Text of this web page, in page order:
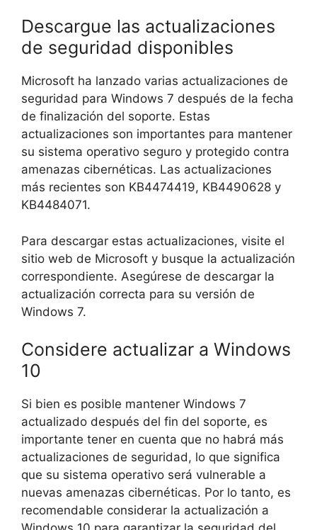
Descargue las actualizaciones
de seguridad disponibles
Microsoft ha lanzado varias actualizaciones de
seguridad para Windows 7 después de la fecha
de finalización del soporte. Estas
actualizaciones son importantes para mantener
su sistema operativo seguro y protegido contra
amenazas cibernéticas. Las actualizaciones
más recientes son KB4474419, KB4490628 y
KB4484071.
Para descargar estas actualizaciones, visite el
sitio web de Microsoft y busque la actualización
correspondiente. Asegúrese de descargar la
actualización correcta para su versión de
Windows 7.
Considere actualizar a Windows
10
Si bien es posible mantener Windows 7
actualizado después del fin del soporte, es
importante tener en cuenta que no habrá más
actualizaciones de seguridad, lo que significa
que su sistema operativo será vulnerable a
nuevas amenazas cibernéticas. Por lo tanto, es
recomendable considerar la actualización a